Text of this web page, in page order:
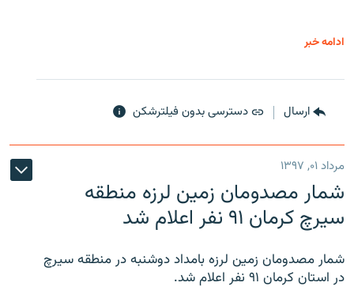
ادامه خبر
ارسال دسترسی بدون فیلترشکن
مرداد ۰۱, ۱۳۹۷
شمار مصدومان زمین لرزه منطقه
سیرچ کرمان ۹۱ نفر اعلام شد
شمار مصدومان زمین لرزه بامداد دوشنبه در منطقه سیرچ
در استان کرمان ۹۱ نفر اعلام شد.